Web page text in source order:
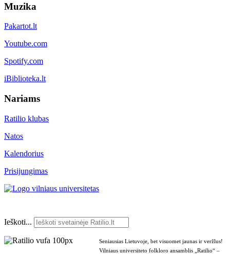
Muzika
Pakartot.lt
Youtube.com
Spotify.com
iBiblioteka.lt
Nariams
Ratilio klubas
Natos
Kalendorius
Prisijungimas
Ieškoti...
Seniausias Lietuvoje, bet visuomet jaunas ir veržlus!
Vilniaus universiteto folkloro ansamblis „Ratilio“ –